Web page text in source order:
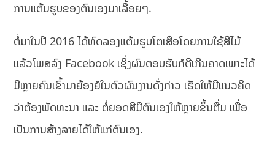
ການແຕ້ມຮູບຂອງຕົນເອງມາເລື້ອຍໆ.
ຕໍ່ມາໃນປີ 2016 ໄດ້ທົດລອງແຕ້ມຮູບໂຕເສືອໂດຍການໃຊ້ສີໄມ້
ແລ້ວໂພສລົງ Facebook ເຊິ່ງຜົນຕອບຮັບກໍດີເກີນຄາດເພາະໄດ້
ມີຫຼາຍຄົນເຂົ້າມາຍ້ອງຍໍໃນຕົວຜົນງານດັ່ງກ່າວ ເຮັດໃຫ້ມີແນວຄິດ
ວ່າຕ້ອງພັດທະນາ ແລະ ຕໍ່ຍອດສີມືຕົນເອງໃຫ້ຫຼາຍຂຶ້ນຕື່ມ ເພື່ອ
ເປັນການສ້າງລາຍໄດ້ໃຫ້ແກ່ຕົນເອງ.